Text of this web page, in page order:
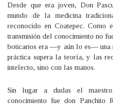
Desde que era joven, Don
mundo de la medicina
reconocido en Coatepec. Como
transmisión del conocimiento no
boticarios era —y aún lo es— una
práctica supera la teoría, y las
intelecto, sino con las manos.
Sin lugar a dudas el
conocimiento fue don Panchito